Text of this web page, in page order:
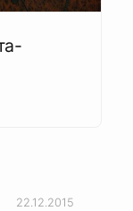
22.12.2015